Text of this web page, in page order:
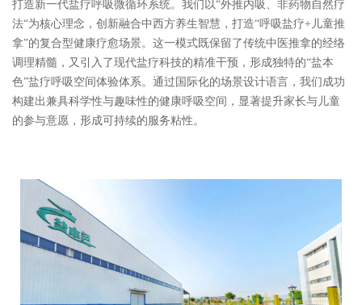
打造新一代盐疗呼吸微循环系统。我们以“外推内吸、非药物自然疗
法“为核心理念，创新融合中西方养生智慧，打造“呼吸盐疗+儿童推
拿”的复合型健康疗愈场景。这一模式既保留了传统中医推拿的经络
调理精髓，又引入了现代盐疗科技的精准干预，形成独特的“盐本
色”盐疗呼吸空间体验体系。通过国际化的场景设计语言，我们成功
构建出兼具科学性与趣味性的健康呼吸空间，显著提升家长与儿童
的参与意愿，形成可持续的服务粘性。